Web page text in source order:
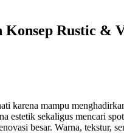
Konsep Rustic &
karena mampu
estetik sekaligus mencari
besar. Warna, tekstur,